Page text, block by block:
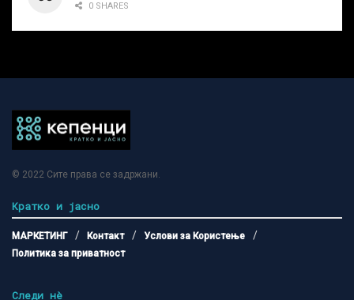
0 SHARES
© 2022 Сите права се задржани.
Кратко и јасно
МАРКЕТИНГ Контакт
Услови за Користење
Политика за приватност
Следи нѐ